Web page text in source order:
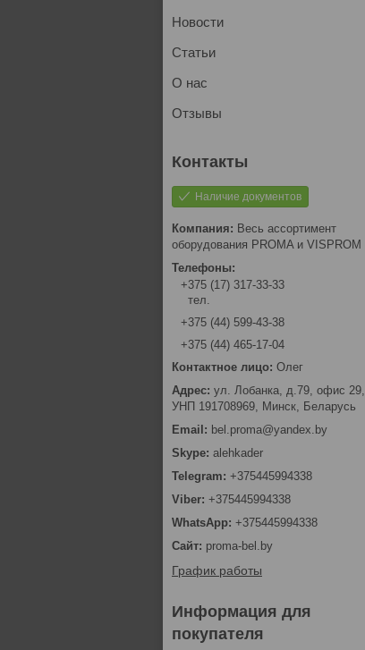
Новости
Статьи
О нас
Отзывы
Наличие документов
Весь ассортимент
оборудования PROMA и VISPROM
+375 (17) 317-33-33
тел.
+375 (44) 599-43-38
+375 (44) 465-17-04
Олег
ул. Лобанка, д.79, офис 29,
УНП 191708969, Минск, Беларусь
bel.proma@yandex.by
alehkader
+375445994338
+375445994338
+375445994338
proma-bel.by
График работы
Информация для
покупателя